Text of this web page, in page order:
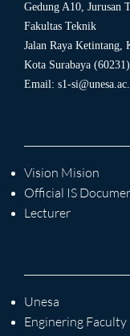
Gedung A10, Jurusan
Fakultas Teknik
Jalan Raya Ketintang,
Kota Surabaya (60231)
Email: s1-
Vision Mision
Official IS
Lecturer
Unesa
Enginering Faculty